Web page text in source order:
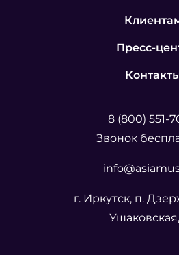
Пресс-
8 (800) 551-
Звонок
г. Иркутск, п.